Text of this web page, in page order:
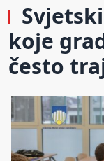
koje
često